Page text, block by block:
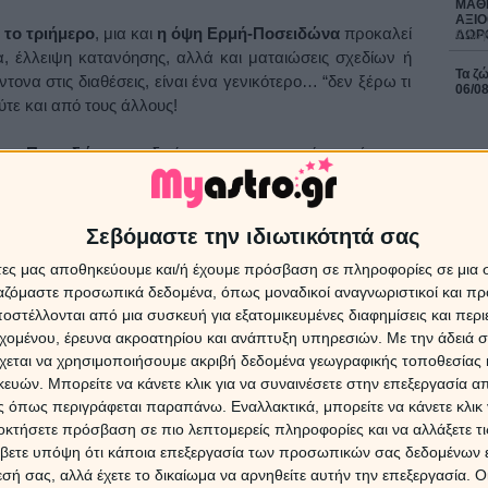
Σεβόμαστε την ιδιωτικότητά σας
μας αποθηκεύουμε και/ή έχουμε πρόσβαση σε πληροφορίες σε
προσωπικά δεδομένα, όπως μοναδικοί αναγνωριστικοί και
από μια συσκευή για εξατομικευμένες διαφημίσεις και
έρευνα ακροατηρίου και ανάπτυξη υπηρεσιών. Με την άδειά
να χρησιμοποιήσουμε ακριβή δεδομένα γεωγραφικής τοποθεσίας
Μπορείτε να κάνετε κλικ για να συναινέσετε στην επεξεργασία
περιγράφεται παραπάνω. Εναλλακτικά, μπορείτε να κάνετε κλικ
πρόσβαση σε πιο λεπτομερείς πληροφορίες και να αλλάξετε
υπόψη ότι κάποια επεξεργασία των προσωπικών σας δεδομένων
σας, αλλά έχετε το δικαίωμα να αρνηθείτε αυτήν την επεξεργασία.
τριήμερο, μια και η όψη Ερμή-Ποσειδώναπροκαλεί
έλλειψη κατανόησης, αλλά και ματαιώσεις σχεδίων ή
στις διαθέσεις, είναι ένα γενικότερο… “δεν ξέρω τι
και από τους άλλους!
Ποσειδώνας, ειδικός στη κατασκευή περίεργων
λάθη ή παραλείψεις, που συχνά γίνονται και από
επιτήδειους, οι ημέρες αυτές είναι κατάλληλες για να
των άλλων. Για παράδειγμα, ξεχνάς κάπου
και πιθανό να συμβεί τις μέρες αυτές) και βεβαίως,
Φυσικά, θα υπάρξουν και οι περιπτώσεις
να ξελαφρώσουν κάποιους άλλους από
Πάσης φύσεως απάτες είναι πιθανές τις μέρες
να μην αφήνουμε περιθώρια στους επιτήδειους που
των ημερών αυτών, μια και είναι πολύ πιθανό, ό,τι
οπότε αν έχουμε τέτοιες προθέσεις, καλό
6
Τα
06/
16
Άρης
6